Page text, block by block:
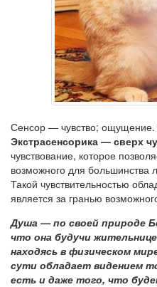
Сенсор — чувство; ощущение.
Экстрасенсорика — сверх
чувствование, которое
возможного для большинства
Такой чувствительностью
является за гранью
Душа — по своей природе
что она будучи
находясь в физическом
сути обладает видением
есть и даже того, что